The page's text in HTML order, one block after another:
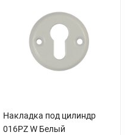
Накладка под цилиндр
016PZ W Белый